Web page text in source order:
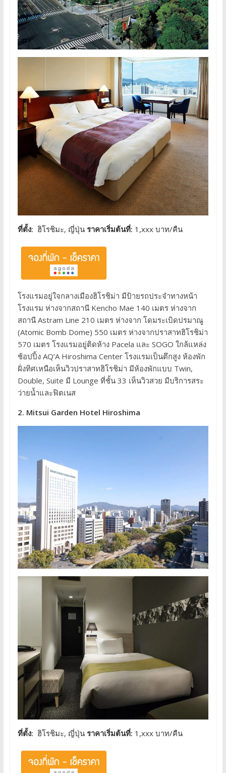
ที่ตั้ง: ฮิโรชิมะ, ญี่ปุ่น ราคาเริ่มต้นที่: 1,xxx บาท/คืน
โรงแรมอยู่ใจกลางเมืองฮิโรชิม่า มีป้ายรถประจำทางหน้า
โรงแรม ห่างจากสถานี Kencho Mae 140 เมตร ห่างจาก
สถานี Astram Line 210 เมตร ห่างจาก โดมระเบิดปรมาณู
(Atomic Bomb Dome) 550 เมตร ห่างจากปราสาทฮิโรชิม่า
570 เมตร โรงแรมอยู่ติดห้าง Pacela และ SOGO ใกล้แหล่ง
ช้อปปิ้ง AQ’A Hiroshima Center โรงแรมเป็นตึกสูง ห้องพัก
ฝั่งทิศเหนือเห็นวิวปราสาทฮิโรชิม่า มีห้องพักแบบ Twin,
Double, Suite มี Lounge ที่ชั้น 33 เห็นวิวสวย มีบริการสระ
ว่ายน้ำและฟิตเนส
2. Mitsui Garden Hotel Hiroshima
ที่ตั้ง: ฮิโรชิมะ, ญี่ปุ่น ราคาเริ่มต้นที่: 1,xxx บาท/คืน